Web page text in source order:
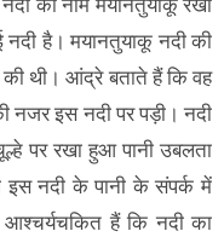
का नाम मयानतुयाकू रखा
नदी है। मयानतुयाकू नदी की
थी। आंद्रे बताते हैं कि वह
इस नदी पर पड़ी। नदी
पर रखा हुआ पानी उबलता
इस नदी के पानी के संपर्क में
आश्चर्यचकित हैं कि नदी का